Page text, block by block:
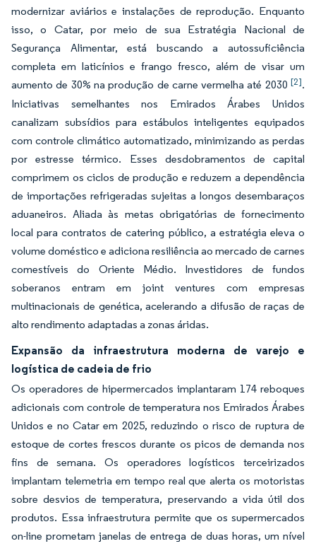
modernizar aviários e instalações de reprodução. Enquanto
isso, o Catar, por meio de sua Estratégia Nacional de
Segurança Alimentar, está buscando a autossuficiência
completa em laticínios e frango fresco, além de visar um
aumento de 30% na produção de carne vermelha até 2030 [2].
Iniciativas semelhantes nos Emirados Árabes Unidos
canalizam subsídios para estábulos inteligentes equipados
com controle climático automatizado, minimizando as perdas
por estresse térmico. Esses desdobramentos de capital
comprimem os ciclos de produção e reduzem a dependência
de importações refrigeradas sujeitas a longos desembaraços
aduaneiros. Aliada às metas obrigatórias de fornecimento
local para contratos de catering público, a estratégia eleva o
volume doméstico e adiciona resiliência ao mercado de carnes
comestíveis do Oriente Médio. Investidores de fundos
soberanos entram em joint ventures com empresas
multinacionais de genética, acelerando a difusão de raças de
alto rendimento adaptadas a zonas áridas.
Expansão da infraestrutura moderna de varejo e
logística de cadeia de frio
Os operadores de hipermercados implantaram 174 reboques
adicionais com controle de temperatura nos Emirados Árabes
Unidos e no Catar em 2025, reduzindo o risco de ruptura de
estoque de cortes frescos durante os picos de demanda nos
fins de semana. Os operadores logísticos terceirizados
implantam telemetria em tempo real que alerta os motoristas
sobre desvios de temperatura, preservando a vida útil dos
produtos. Essa infraestrutura permite que os supermercados
on-line prometam janelas de entrega de duas horas, um nível